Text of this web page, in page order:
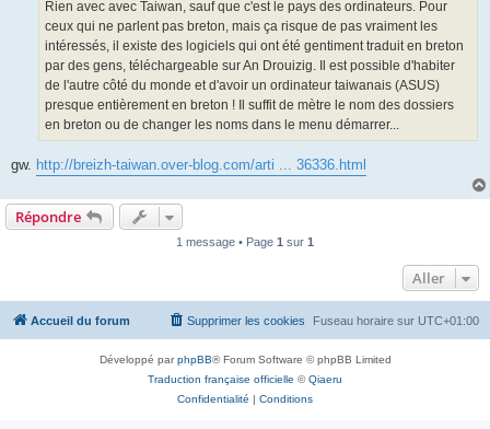
Rien avec avec Taiwan, sauf que c'est le pays des ordinateurs. Pour
ceux qui ne parlent pas breton, mais ça risque de pas vraiment les
intéressés, il existe des logiciels qui ont été gentiment traduit en breton
par des gens, téléchargeable sur An Drouizig. Il est possible d'habiter
de l'autre côté du monde et d'avoir un ordinateur taiwanais (ASUS)
presque entièrement en breton ! Il suffit de mètre le nom des dossiers
en breton ou de changer les noms dans le menu démarrer...
gw. http://breizh-taiwan.over-blog.com/arti ... 36336.html
Répondre
1 message • Page 1 sur 1
Aller
Accueil du forum Fuseau horaire sur UTC+01:00
Supprimer les cookies
Développé parphpBB® Forum Software © phpBB Limited
Traduction française officielle ©Qiaeru
Confidentialité | Conditions